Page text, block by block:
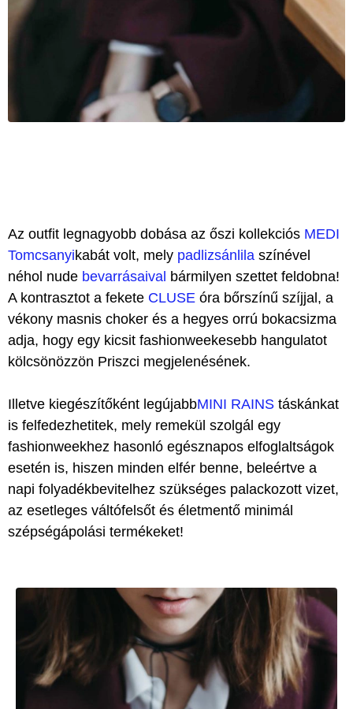
Az outfit legnagyobb dobása az őszi kollekciós MEDI
Tomcsanyikabát volt, mely padlizsánlila színével
néhol nude bevarrásaival bármilyen szettet feldobna!
A kontrasztot a fekete CLUSE óra bőrszínű szíjjal, a
vékony masnis choker és a hegyes orrú bokacsizma
adja, hogy egy kicsit fashionweekesebb hangulatot
kölcsönözzön Priszci megjelenésének.
Illetve kiegészítőként legújabbMINI RAINS táskánkat
is felfedezhetitek, mely remekül szolgál egy
fashionweekhez hasonló egésznapos elfoglaltságok
esetén is, hiszen minden elfér benne, beleértve a
napi folyadékbevitelhez szükséges palackozott vizet,
az esetleges váltófelsőt és életmentő minimál
szépségápolási termékeket!